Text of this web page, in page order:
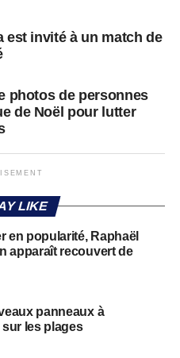
est invité à un match de
photos de personnes
de Noël pour lutter
LIKE
en popularité, Raphaël
apparaît recouvert de
panneaux à
les plages